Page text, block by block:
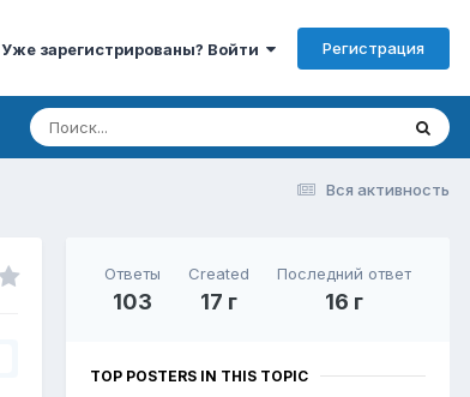
Уже зарегистрированы? Войти Регистрация
Вся активность
Ответы
103
Created
17 г
Последний ответ
16 г
TOP POSTERS IN THIS TOPIC